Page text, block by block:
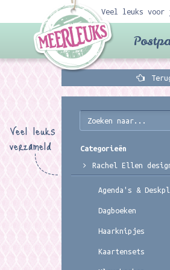
Veel leuks voor
Veel leuks
verzameld
Categorieën
Rachel Ellen
Agenda's &
Dagboeken
Haarknipjes
Kaartensets